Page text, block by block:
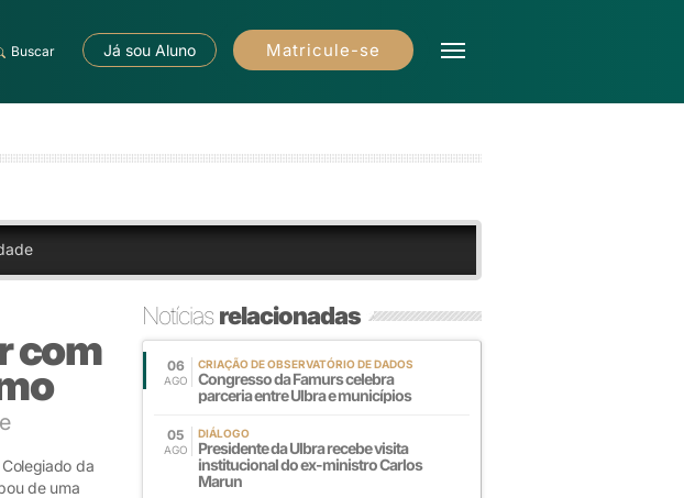
Buscar Já sou Aluno Matricule-se
com
da
de uma
Notíciasrelacionadas
06
AGO
CRIAÇÃO DE OBSERVATÓRIO DE DADOS
Congresso da Famurs celebra
parceria entre Ulbra e municípios
05
AGO
DIÁLOGO
Presidente da Ulbra recebe visita
institucional do ex-ministro Carlos
Marun